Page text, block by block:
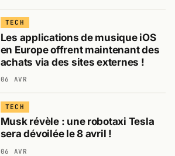
TECH
Les applications de musique iOS
en Europe offrent maintenant des
achats via des sites externes !
06 AVR
TECH
Musk révèle : une robotaxi Tesla
sera dévoilée le 8 avril !
06 AVR